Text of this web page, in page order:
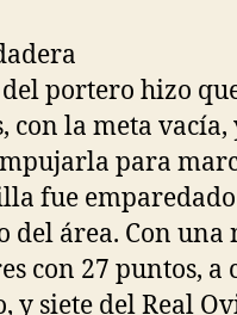
portero hizo
con la meta
para
fue
del área. Con una
con 27 puntos, a
y siete del Real